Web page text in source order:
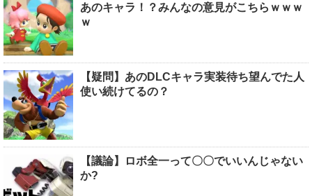
あのキャラ！？みんなの意見がこちらｗｗｗ
ｗ
【疑問】あのDLCキャラ実装待ち望んでた人
使い続けてるの？
【議論】ロボ全一って〇〇でいいんじゃない
か?